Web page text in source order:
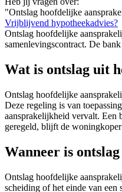
"Ontslag hoofdelijke
Vrijblijvend hypotheekadvies?
Ontslag hoofdelijke
samenlevingscontract. De
Wat is ontslag uit
Ontslag hoofdelijke
Deze regeling is van
aansprakelijkheid vervalt. Een
geregeld, blijft de
Wanneer is
Ontslag hoofdelijke
scheiding of het einde van een